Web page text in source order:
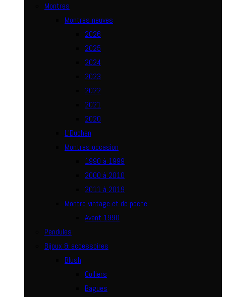
Montres
Montres neuves
2026
2025
2024
2023
2022
2021
2020
L’Duchen
Montres occasion
1990 à 1999
2000 à 2010
2011 à 2019
Montre vintage et de poche
Avant 1990
Pendules
Bijoux & accessoires
Blush
Colliers
Bagues